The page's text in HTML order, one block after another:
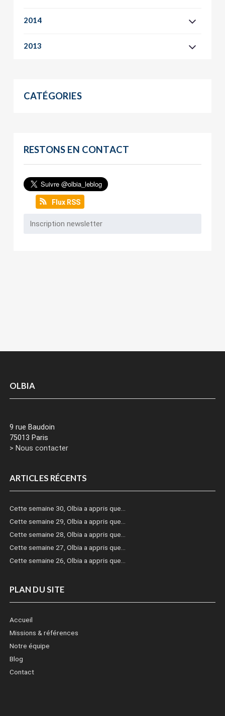
2014
2013
CATÉGORIES
RESTONS EN CONTACT
Flux RSS
OLBIA
9 rue Baudoin
75013 Paris
> Nous contacter
ARTICLES RÉCENTS
Cette semaine 30, Olbia a appris que…
Cette semaine 29, Olbia a appris que…
Cette semaine 28, Olbia a appris que…
Cette semaine 27, Olbia a appris que…
Cette semaine 26, Olbia a appris que…
PLAN DU SITE
Accueil
Missions & références
Notre équipe
Blog
Contact